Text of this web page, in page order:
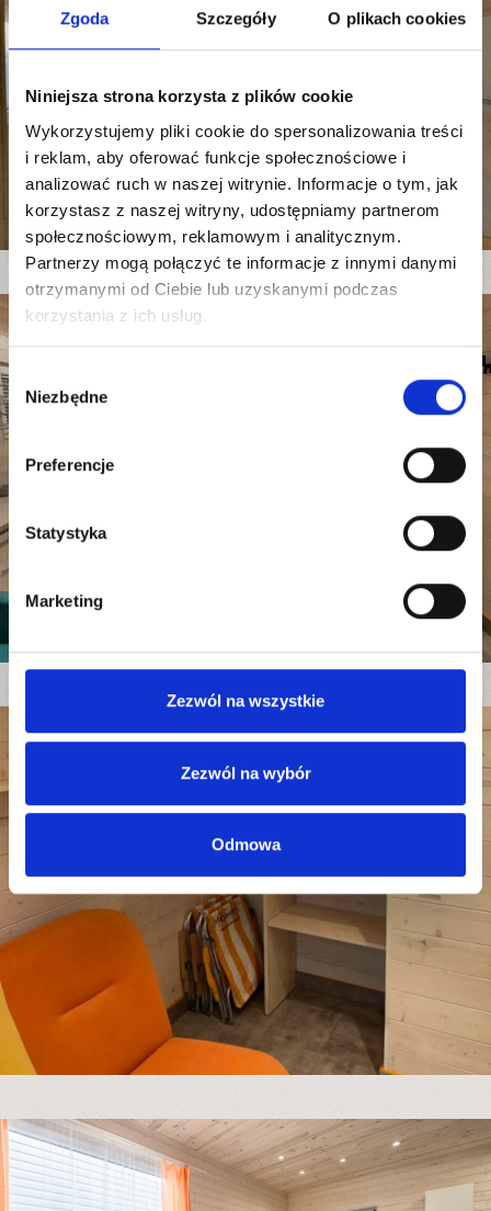
Zgoda Szczegóły O plikach cookies
Niniejsza strona korzysta z plików cookie
Wykorzystujemy pliki cookie do spersonalizowania treści
i reklam, aby oferować funkcje społecznościowe i
analizować ruch w naszej witrynie. Informacje o tym, jak
korzystasz z naszej witryny, udostępniamy partnerom
społecznościowym, reklamowym i analitycznym.
Partnerzy mogą połączyć te informacje z innymi danymi
otrzymanymi od Ciebie lub uzyskanymi podczas
korzystania z ich usług.
Wybór
zgody
Niezbędne
Preferencje
Statystyka
Marketing
Zezwól na wszystkie
Zezwól na wybór
Odmowa